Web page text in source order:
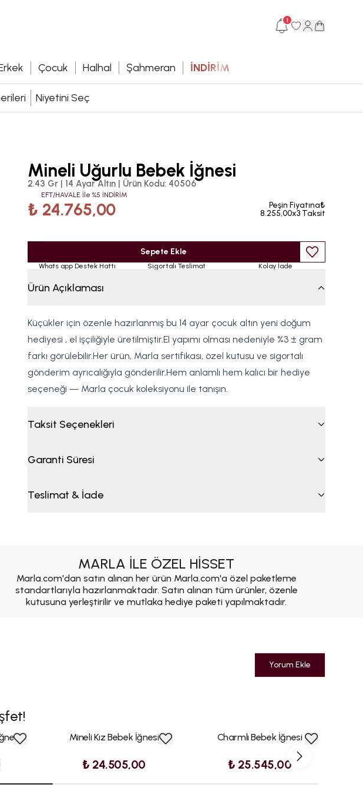
1
Çocuk Halhal Şahmeran İNDİRİM
Niyetini Seç
Mineli Uğurlu Bebek İğnesi
2.43 Gr | 14 Ayar Altın | Ürün Kodu: 40506
EFT/HAVALE İle %5 İNDİRİM
₺ 24.765,00
Peşin Fiyatına₺
8.255,00x3 Taksit
Sepete Ekle
Whats app Destek Hattı Sigortalı Teslimat Kolay İade
Ürün Açıklaması
Küçükler için özenle hazırlanmış bu 14 ayar çocuk altın yeni doğum
hediyesi , el işçiliğiyle üretilmiştir.El yapımı olması nedeniyle %3 ± gram
farkı görülebilir.Her ürün, Marla sertifikası, özel kutusu ve sigortalı
gönderim ayrıcalığıyla gönderilir.Hem anlamlı hem kalıcı bir hediye
seçeneği — Marla çocuk koleksiyonu ile tanışın.
Taksit Seçenekleri
Garanti Süresi
Teslimat & İade
MARLA İLE ÖZEL HİSSET
Marla.com'dan satın alınan her ürün Marla.com'a özel paketleme
standartlarıyla hazırlanmaktadır. Satın alınan tüm ürünler, özenle
kutusuna yerleştirilir ve mutlaka hediye paketi yapılmaktadır.
Yorum Ekle
Mineli Kız Bebek İğnesi
₺ 24.505,00
Charmlı Bebek İğnesi
₺ 25.545,00